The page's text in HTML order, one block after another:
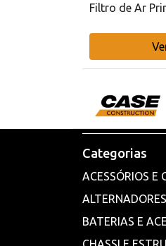
Filtro de Ar
Categorias
ACESSÓRIOS E
BATERIAS E